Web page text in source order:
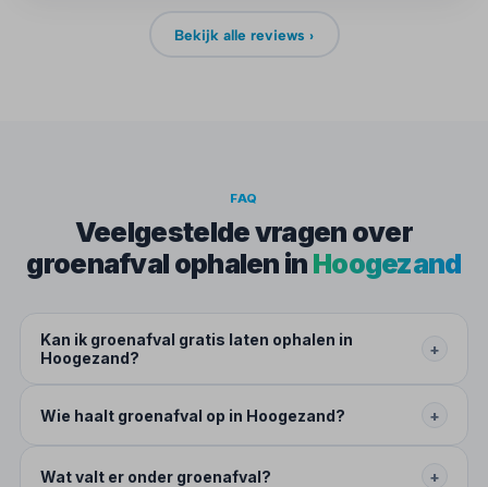
Bekijk alle reviews ›
FAQ
Veelgestelde vragen over
groenafval ophalen in Hoogezand
Kan ik groenafval gratis laten ophalen in
Hoogezand?
+
Wie haalt groenafval op in Hoogezand? +
Wat valt er onder groenafval? +